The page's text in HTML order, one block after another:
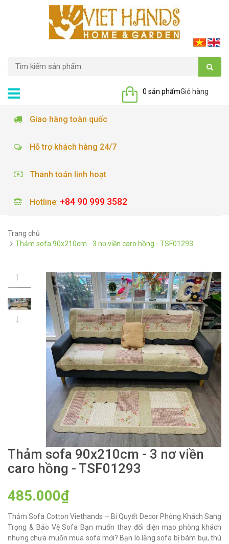
Giỏ hàng
0 sản phẩm
Giao hàng toàn quốc
Hỗ trợ khách hàng 24/7
Thanh toán linh hoạt
Hotline: +84 90 999 3582
Trang chủ
Thảm sofa 90x210cm - 3 nơ viền caro hồng - TSF01293
Thảm sofa 90x210cm - 3 nơ viền
caro hồng - TSF01293
485.000₫
Thảm Sofa Cotton Viethands – Bí Quyết Decor Phòng Khách Sang
Trọng & Bảo Vệ Sofa Bạn muốn thay đổi diện mạo phòng khách
nhưng chưa muốn mua sofa mới? Bạn lo lắng sofa bị bám bụi, thú